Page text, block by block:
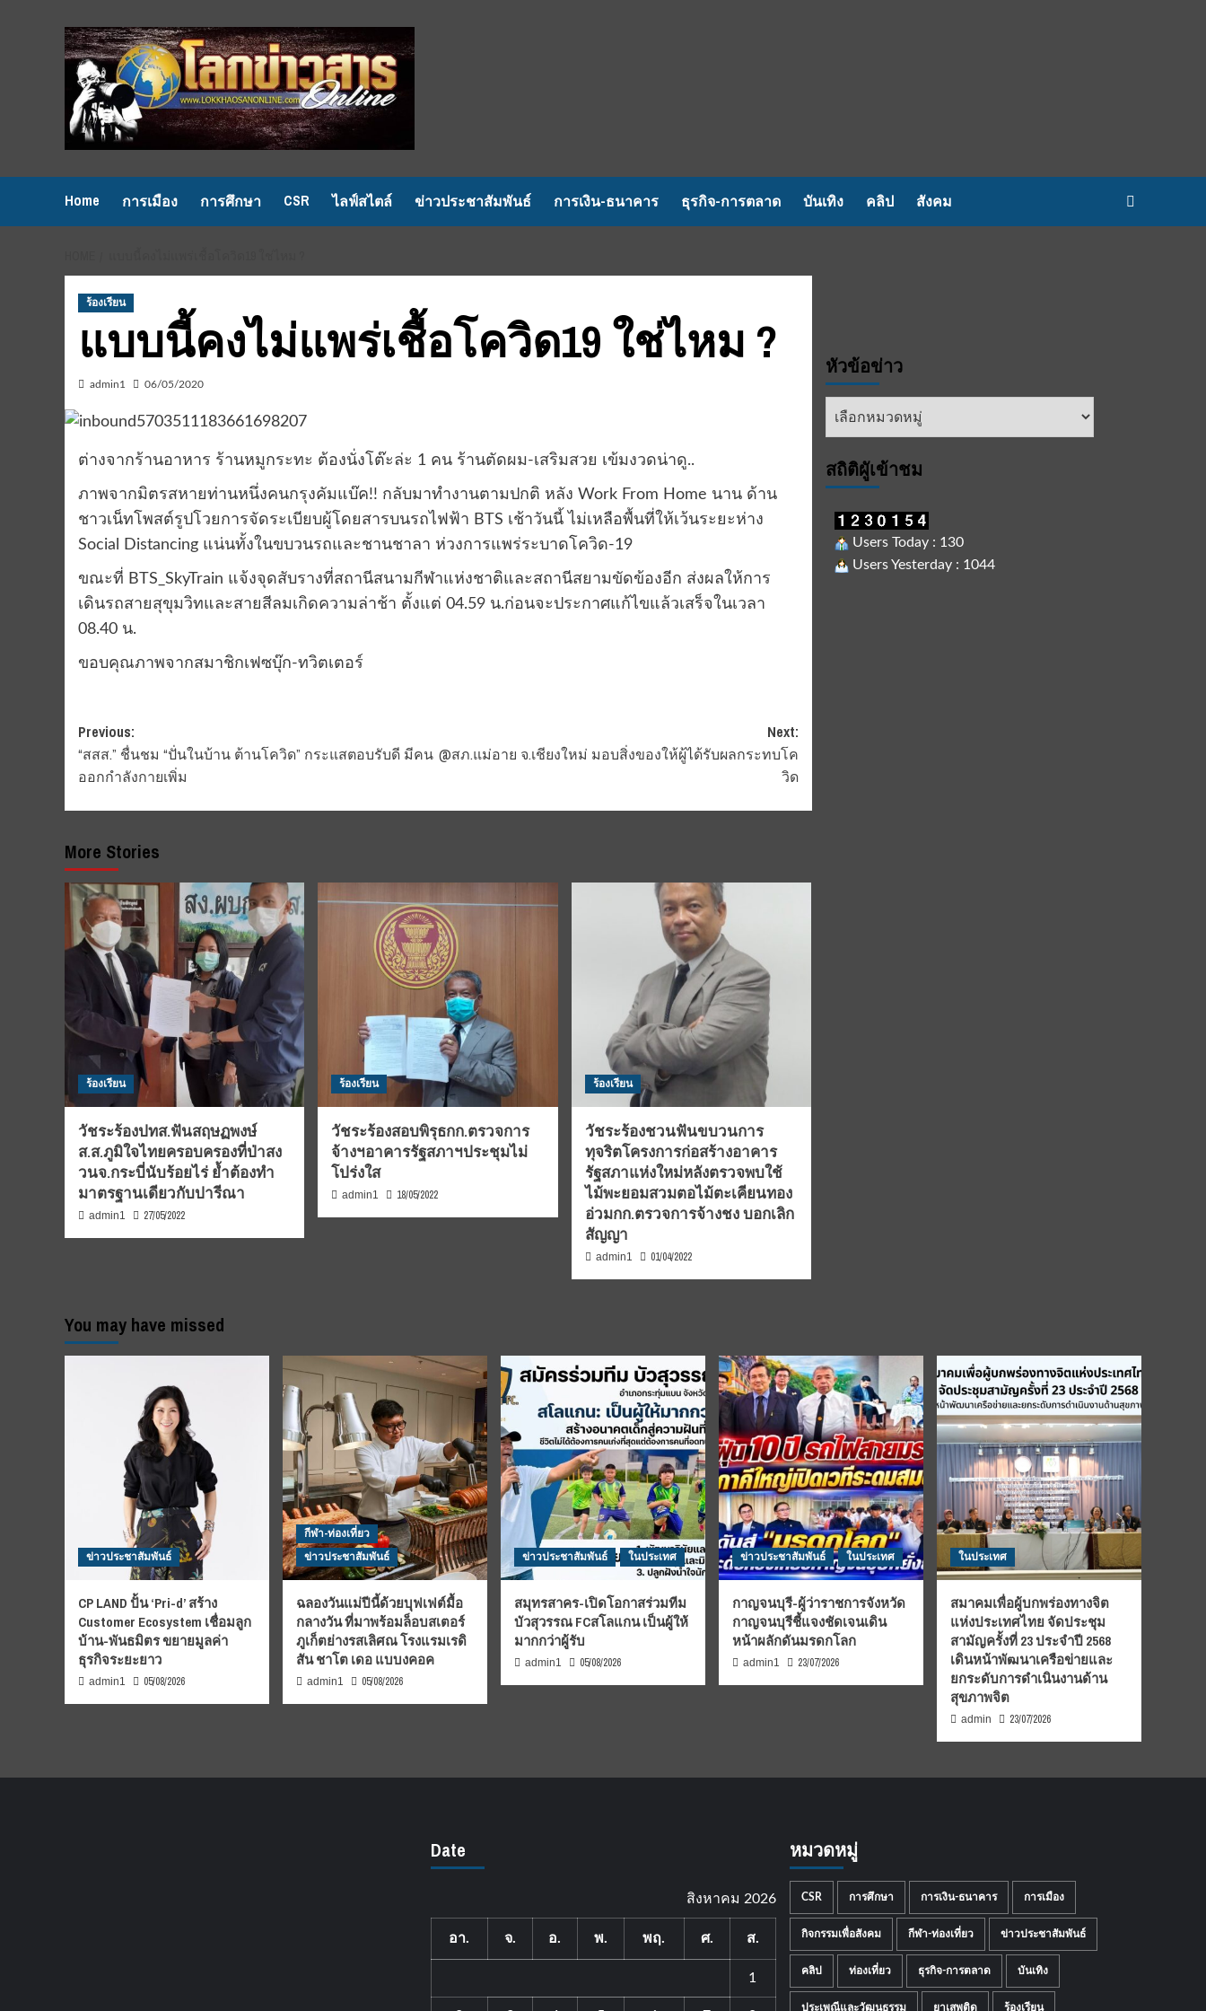
Home การเมือง การศึกษา CSR ไลฟ์สไตล์ ข่าวประชาสัมพันธ์ การเงิน-ธนาคาร ธุรกิจ-การตลาด บันเทิง คลิป สังคม
ร้องเรียน
แบบนี้คงไม่แพร่เชื้อโควิด19 ใช่ไหม ?
admin1 06/05/2020
ต่างจากร้านอาหาร ร้านหมูกระทะ ต้องนั่งโต๊ะล่ะ 1 คน ร้านตัดผม-เสริมสวย เข้มงวดน่าดู..
ภาพจากมิตรสหายท่านหนึ่งคนกรุงคัมแบ๊ค!! กลับมาทำงานตามปกติ หลัง Work From Home นาน ด้าน
ชาวเน็ทโพสต์รูปโวยการจัดระเบียบผู้โดยสารบนรถไฟฟ้า BTS เช้าวันนี้ ไม่เหลือพื้นที่ให้เว้นระยะห่าง
Social Distancing แน่นทั้งในขบวนรถและชานชาลา ห่วงการแพร่ระบาดโควิด-19
ขณะที่ BTS_SkyTrain แจ้งจุดสับรางที่สถานีสนามกีฬาแห่งชาติและสถานีสยามขัดข้องอีก ส่งผลให้การ
เดินรถสายสุขุมวิทและสายสีลมเกิดความล่าช้า ตั้งแต่ 04.59 น.ก่อนจะประกาศแก้ไขแล้วเสร็จในเวลา
08.40 น.
ขอบคุณภาพจากสมาชิกเฟซบุ๊ก-ทวิตเตอร์
Post
navigation
Previous:
“สสส.” ชื่นชม “ปั่นในบ้าน ต้านโควิด” กระแสตอบรับดี มีคน
ออกกำลังกายเพิ่ม
Next:
@สภ.แม่อาย จ.เชียงใหม่ มอบสิ่งของให้ผู้ได้รับผลกระทบโค
วิด
More Stories
ร้องเรียน
วัชระร้องปทส.ฟันสฤษฏพงษ์
ส.ส.ภูมิใจไทยครอบครองที่ป่าสง
วนจ.กระบี่นับร้อยไร่ ย้ำต้องทำ
มาตรฐานเดียวกับปารีณา
admin1 27/05/2022
ร้องเรียน
วัชระร้องสอบพิรุธกก.ตรวจการ
จ้างฯอาคารรัฐสภาฯประชุมไม่
โปร่งใส
admin1 18/05/2022
ร้องเรียน
วัชระร้องชวนฟันขบวนการ
ทุจริตโครงการก่อสร้างอาคาร
รัฐสภาแห่งใหม่หลังตรวจพบใช้
ไม้พะยอมสวมตอไม้ตะเคียนทอง
อ่วมกก.ตรวจการจ้างชง บอกเลิก
สัญญา
admin1 01/04/2022
หัวข้อข่าว
หัวข้อ
สถิติผูัเข้าชม
Users Today : 130
Users Yesterday : 1044
You may have missed
ข่าวประชาสัมพันธ์
CP LAND ปั้น ‘Pri-d’ สร้าง
Customer Ecosystem เชื่อมลูก
บ้าน-พันธมิตร ขยายมูลค่า
ธุรกิจระยะยาว
admin1 05/08/2026
กีฬา-ท่องเที่ยว
ข่าวประชาสัมพันธ์
ฉลองวันแม่ปีนี้ด้วยบุฟเฟต์มื้อ
กลางวัน ที่มาพร้อมล็อบสเตอร์
ภูเก็ตย่างรสเลิศณ โรงแรมเรดิ
สัน ชาโต เดอ แบบงคอค
admin1 05/08/2026
ข่าวประชาสัมพันธ์ ในประเทศ
สมุทรสาคร-เปิดโอกาสร่วมทีม
บัวสุวรรณ FCสโลแกน เป็นผู้ให้
มากกว่าผู้รับ
admin1 05/08/2026
ข่าวประชาสัมพันธ์ ในประเทศ
กาญจนบุรี-ผู้ว่าราชการจังหวัด
กาญจนบุรีชี้แจงชัดเจนเดิน
หน้าผลักดันมรดกโลก
admin1 23/07/2026
ในประเทศ
สมาคมเพื่อผู้บกพร่องทางจิต
แห่งประเทศไทย จัดประชุม
สามัญครั้งที่ 23 ประจำปี 2568
เดินหน้าพัฒนาเครือข่ายและ
ยกระดับการดำเนินงานด้าน
สุขภาพจิต
admin 23/07/2026
Date
สิงหาคม 2026
อา. จ. อ. พ. พฤ. ศ. ส.
1
หมวดหมู่
CSR การศึกษา การเงิน-ธนาคาร การเมือง
กิจกรรมเพื่อสังคม กีฬา-ท่องเที่ยว ข่าวประชาสัมพันธ์
คลิป ท่องเที่ยว ธุรกิจ-การตลาด บันเทิง
ประเพณีและวัฒนธรรม ยาเสพติด ร้องเรียน